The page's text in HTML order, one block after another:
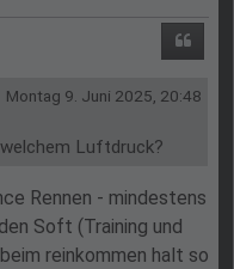
Montag 9. Juni 2025, 20:48
Luftdruck?
Rennen - mindestens
Soft (Training und
reinkommen halt so